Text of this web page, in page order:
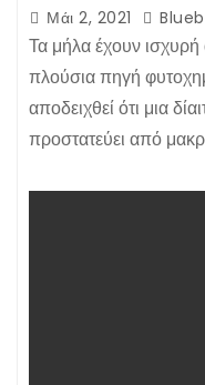
Μάι 2, 2021
Τα μήλα έχουν ισχυρή
πλούσια πηγή
αποδειχθεί ότι μια
προστατεύει από